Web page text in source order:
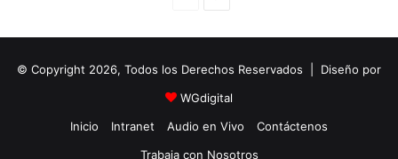
i
n
a
u
i
e
© Copyright 2026, Todos los Derechos Reservados | Diseño por
WGdigital
Inicio
Intranet Audio en Vivo
Contáctenos
Trabaja con Nosotros